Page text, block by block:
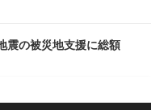
震の被災地支援に総額